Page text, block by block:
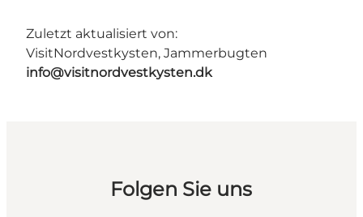
Zuletzt aktualisiert von:
VisitNordvestkysten, Jammerbugten
info@visitnordvestkysten.dk
Folgen Sie uns